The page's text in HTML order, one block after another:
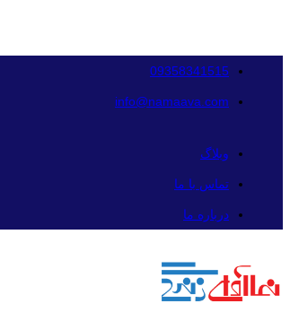
09358341515
info@namaava.com
وبلاگ
تماس با ما
درباره ما